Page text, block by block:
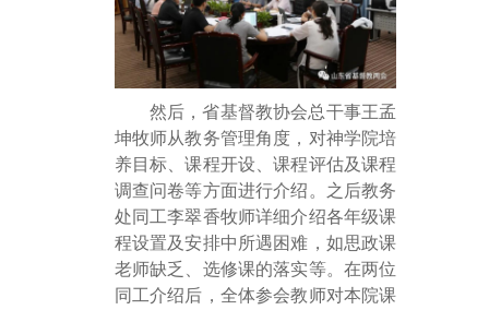
然后，省基督教协会总干事王孟
坤牧师从教务管理角度，对神学院培
养目标、课程开设、课程评估及课程
调查问卷等方面进行介绍。之后教务
处同工李翠香牧师详细介绍各年级课
程设置及安排中所遇困难，如思政课
老师缺乏、选修课的落实等。在两位
同工介绍后，全体参会教师对本院课